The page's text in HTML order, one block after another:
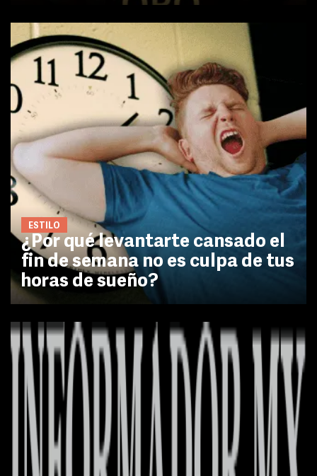
ESTILO
¿Por qué levantarte cansado el
fin de semana no es culpa de tus
horas de sueño?